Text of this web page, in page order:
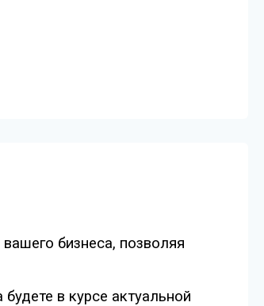
бизнеса, позволяя
в курсе актуальной